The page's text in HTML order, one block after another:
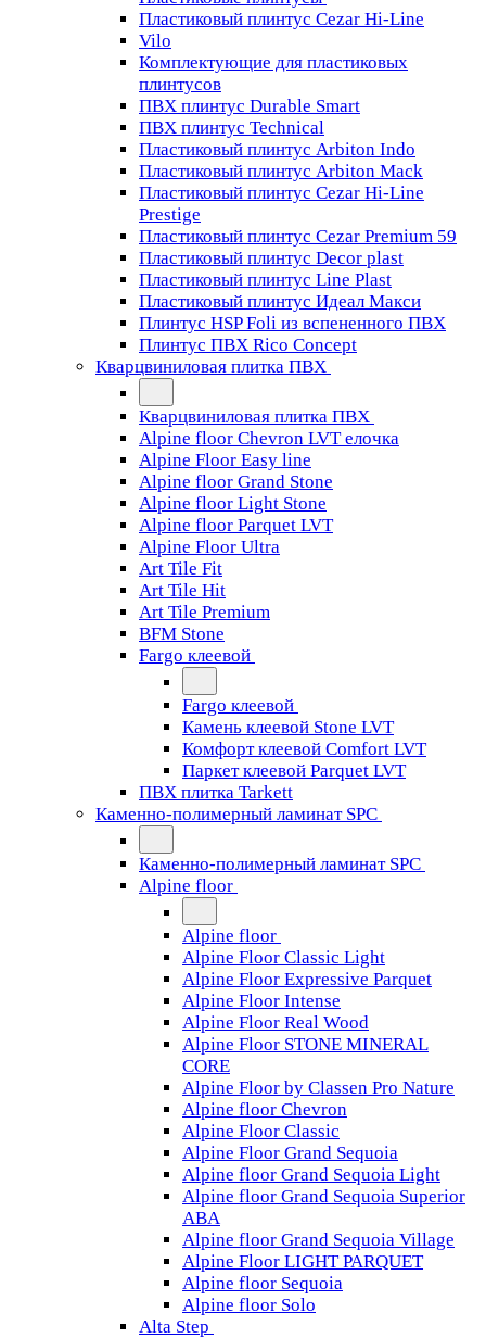
Пластиковый плинтус Cezar Hi-Line
Vilo
Комплектующие для пластиковых
плинтусов
ПВХ плинтус Durable Smart
ПВХ плинтус Technical
Пластиковый плинтус Arbiton Indo
Пластиковый плинтус Arbiton Mack
Пластиковый плинтус Cezar Hi-Line
Prestige
Пластиковый плинтус Cezar Premium 59
Пластиковый плинтус Decor plast
Пластиковый плинтус Line Plast
Пластиковый плинтус Идеал Макси
Плинтус HSP Foli из вспененного ПВХ
Плинтус ПВХ Rico Concept
Кварцвиниловая плитка ПВХ
Кварцвиниловая плитка ПВХ
Alpine floor Chevron LVT елочка
Alpine Floor Easy line
Alpine floor Grand Stone
Alpine floor Light Stone
Alpine floor Parquet LVT
Alpine Floor Ultra
Art Tile Fit
Art Tile Hit
Art Tile Premium
BFM Stone
Fargo клеевой
Fargo клеевой
Камень клеевой Stone LVT
Комфорт клеевой Comfort LVT
Паркет клеевой Parquet LVT
ПВХ плитка Tarkett
Каменно-полимерный ламинат SPC
Каменно-полимерный ламинат SPC
Alpine floor
Alpine floor
Alpine Floor Classic Light
Alpine Floor Expressive Parquet
Alpine Floor Intense
Alpine Floor Real Wood
Alpine Floor STONE MINERAL
CORE
Alpine Floor by Classen Pro Nature
Alpine floor Chevron
Alpine Floor Classic
Alpine Floor Grand Sequoia
Alpine floor Grand Sequoia Light
Alpine floor Grand Sequoia Superior
ABA
Alpine floor Grand Sequoia Village
Alpine Floor LIGHT PARQUET
Alpine floor Sequoia
Alpine floor Solo
Alta Step